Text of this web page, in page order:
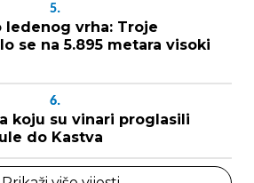
5.
ledenog vrha: Troje
se na 5.895 metara visoki
6.
koju su vinari proglasili
do Kastva